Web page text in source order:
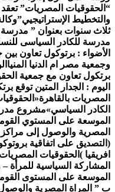
المصريات”
الإستراتيجيي”
سنوات بعنوان ” مدرسة
للكادر السياسى
: برتوكول تعاون بين
مصر ام الدنيا المنيا
تعاون مع جمعية
: الجدار المتين توقع
بالقاهرة
السياسي»مشروع
على المستوي
والوصول إلى مراكز
على اتفاقية
) الحقوقيات المصريات
السياسية للمرأة –
على المستوى
” المراة المصرية والوصول